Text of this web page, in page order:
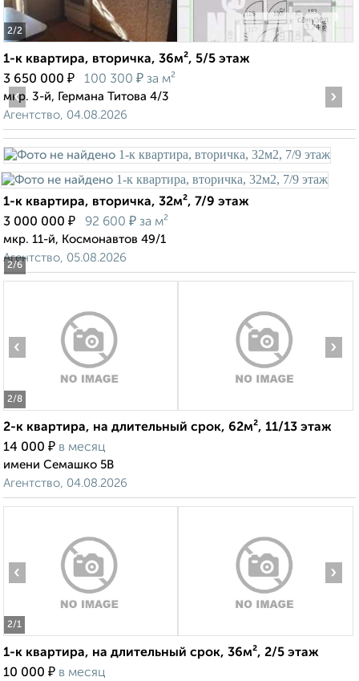
2/2
1-к квартира, вторичка, 36м², 5/5 этаж
3 650 000 ₽ 100 300 ₽ за м²
мкр. 3-й, Германа Титова 4/3
Агентство, 04.08.2026
2/6
‹ ›
1-к квартира, вторичка, 32м², 7/9 этаж
3 000 000 ₽ 92 600 ₽ за м²
мкр. 11-й, Космонавтов 49/1
Агентство, 05.08.2026
2/8
‹ ›
2-к квартира, на длительный срок, 62м², 11/13 этаж
14 000 ₽ в месяц
имени Семашко 5В
Агентство, 04.08.2026
2/1
‹ ›
1-к квартира, на длительный срок, 36м², 2/5 этаж
10 000 ₽ в месяц